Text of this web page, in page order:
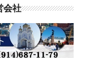
会社